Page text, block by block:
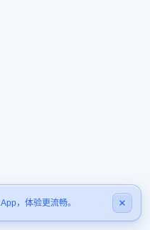
，体验更流畅。